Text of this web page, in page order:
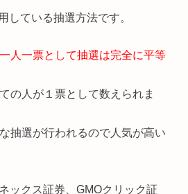
している抽選方法です。
人一票として抽選は完全に平等
の人が１票として数えられま
抽選が行われるので人気が高い
ックス証券、GMOクリック証